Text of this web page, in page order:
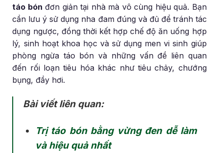
táo bón đơn giản tại nhà mà vô cùng hiệu quả. Bạn
cần lưu ý sử dụng nha đam đúng và đủ để tránh tác
dụng ngược, đồng thời kết hợp chế độ ăn uống hợp
lý, sinh hoạt khoa học và sử dụng men vi sinh giúp
phòng ngừa táo bón và những vấn đề liên quan
đến rối loạn tiêu hóa khác như tiêu chảy, chướng
bụng, đầy hơi.
Bài viết liên quan:
Trị táo bón bằng vừng đen dễ làm
và hiệu quả nhất